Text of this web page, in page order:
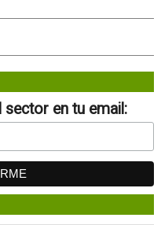
sector en tu email: